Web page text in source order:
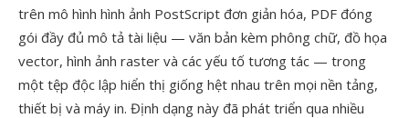
trên mô hình hình ảnh PostScript đơn giản hóa, PDF đóng
gói đầy đủ mô tả tài liệu — văn bản kèm phông chữ, đồ họa
vector, hình ảnh raster và các yếu tố tương tác — trong
một tệp độc lập hiển thị giống hệt nhau trên mọi nền tảng,
thiết bị và máy in. Định dạng này đã phát triển qua nhiều